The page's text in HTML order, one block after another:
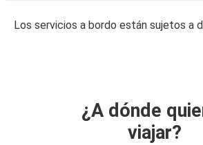
Los servicios a bordo están sujetos a
¿A dónde
viajar?